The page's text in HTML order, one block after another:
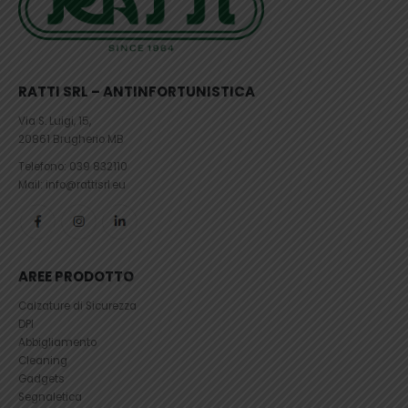
RATTI SRL – ANTINFORTUNISTICA
Via S. Luigi, 15,
20861 Brugherio MB
Telefono: 039 832110
Mail: info@rattisrl.eu
AREE PRODOTTO
Calzature di Sicurezza
DPI
Abbigliamento
Cleaning
Gadgets
Segnaletica